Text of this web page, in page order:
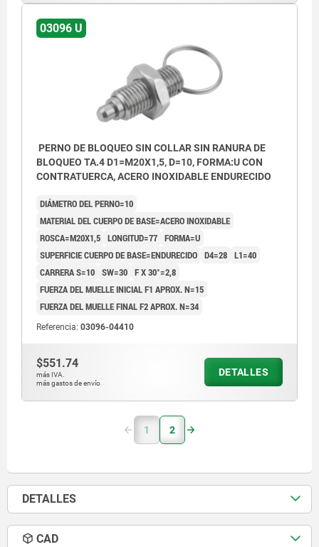
03096 U
PERNO DE BLOQUEO SIN COLLAR SIN RANURA DE
BLOQUEO TA.4 D1=M20X1,5, D=10, FORMA:U CON
CONTRATUERCA, ACERO INOXIDABLE ENDURECIDO
DIÁMETRO DEL PERNO=10
MATERIAL DEL CUERPO DE BASE=ACERO INOXIDABLE
ROSCA=M20X1,5 LONGITUD=77 FORMA=U
SUPERFICIE CUERPO DE BASE=ENDURECIDO D4=28 L1=40
CARRERA S=10 SW=30 F X 30°=2,8
FUERZA DEL MUELLE INICIAL F1 APROX. N=15
FUERZA DEL MUELLE FINAL F2 APROX. N=34
Referencia: 03096-04410
$551.74
más IVA.
más gastos de envío
DETALLES
1 2
DETALLES
CAD